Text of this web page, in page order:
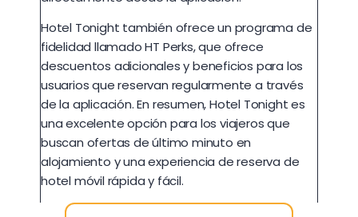
Hotel Tonight también ofrece un programa de
fidelidad llamado HT Perks, que ofrece
descuentos adicionales y beneficios para los
usuarios que reservan regularmente a través
de la aplicación. En resumen, Hotel Tonight es
una excelente opción para los viajeros que
buscan ofertas de último minuto en
alojamiento y una experiencia de reserva de
hotel móvil rápida y fácil.